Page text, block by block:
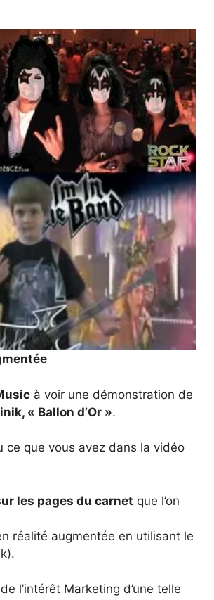
à voir une démonstration de
« Ballon d’Or ».
ce que vous avez dans la vidéo
les pages du carnet que l’on
réalité augmentée en utilisant le
l’intérêt Marketing d’une telle